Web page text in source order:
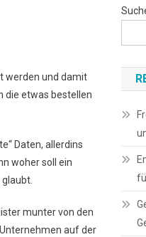
werden und damit
die etwas bestellen
Daten, allerdins
woher soll ein
munter von den
auf der